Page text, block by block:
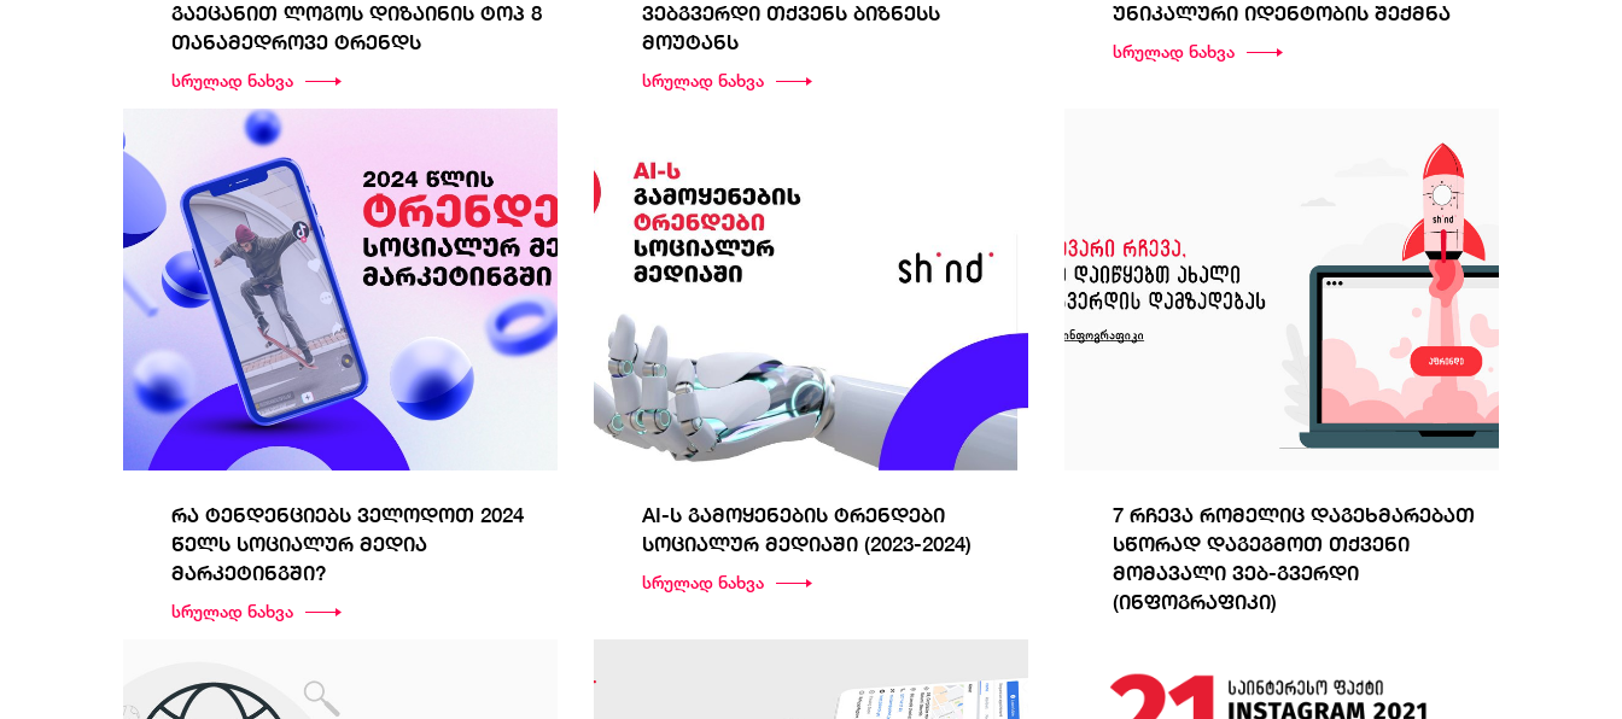
გაეცანით ლოგოს დიზაინის ტოპ 8
თანამედროვე ტრენდს
სრულად ნახვა
ვებგვერდი თქვენს ბიზნესს
მოუტანს
სრულად ნახვა
უნიკალური იდენტობის შექმნა
სრულად ნახვა
რა ტენდენციებს ველოდოთ 2024
წელს სოციალურ მედია
მარკეტინგში?
სრულად ნახვა
AI-ს გამოყენების ტრენდები
სოციალურ მედიაში (2023-2024)
სრულად ნახვა
7 რჩევა რომელიც დაგეხმარებათ
სწორად დაგეგმოთ თქვენი
მომავალი ვებ-გვერდი
(ინფოგრაფიკი)